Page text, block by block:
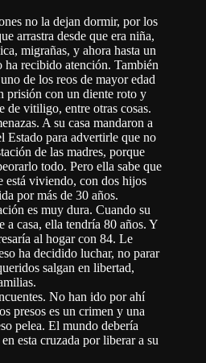
no la dejan dormir, por los
arrastra desde que era niña,
migrañas, y ahora hasta un
recibido atención. También
de los reos de mayor edad
prisión con un diente roto y
de vitiligo, entre otras cosas.
A su casa mandaron a
Estado para advertirle que no
de las madres, porque
todo. Pero ella sabe que
está viviendo, con dos hijos
por más de 30 años.
es muy dura. Cuando su
a casa, ella tendría 80 años. Y
al hogar con 84. Le
ha decidido luchar, no parar
salgan en libertad,
No han ido por ahí
presos es un crimen y una
pelea. El mundo debería
esta cruzada por liberar a su